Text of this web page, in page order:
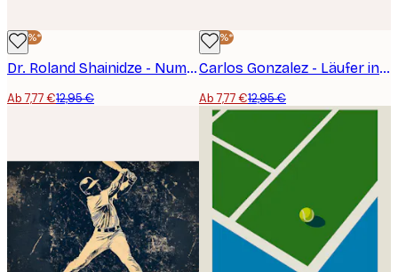
-40%*
Dr. Roland Shainidze - Nummerierte Rennstrecke Poster
Ab 7,77 €12,95 €
-40%*
Carlos Gonzalez - Läufer in vollem Lauf Poster
Ab 7,77 €12,95 €